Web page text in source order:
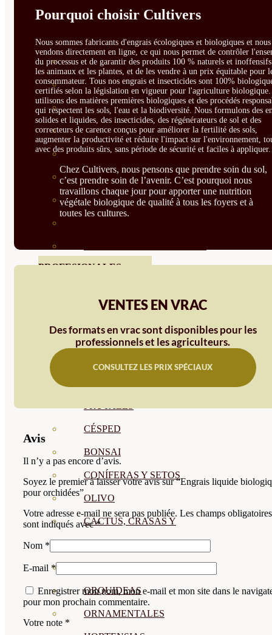
SEMILLAS FLORES
COMESTIBLES
SEMILLAS TRADICIONALES
SEMILLAS BRASICAS
SEMILLAS RAÍZ
SEMILLAS LEGUMINOSAS
MICROGREEN
CUBIERTAS VEGETALES
TIRAS DE SEMILLAS
PROFESIONALES
VER TODOS
TOMATES
CÉSPED
BONSAI
CONÍFERAS Y SETOS
OLIVO
CACTUS, CRASAS Y
ORQUIDEAS
ORNAMENTALES
Pourquoi choisir Cultivers
Nous sommes fabricants d'engrais écologiques et biologiques et nous
vendons directement en ligne, ce qui nous permet de contrôler
du processus et de garantir des produits 100 % naturels et
les animaux et les plantes, et de les vendre à un prix équitable pour
consommateur. Tous nos engrais et insecticides sont 100%
certifiés selon la législation en vigueur pour l'agriculture biologique.
utilisons des matières premières biologiques et des procédés
qui respectent les sols, l'eau et la biodiversité. Nous formulons des
solides et liquides, des insecticides, des régénérateurs de sol et des
correcteurs de carence conçus pour améliorer la fertilité des sols,
augmenter la productivité et réduire l'impact sur l'environnement,
avec des produits sûrs, sans période de sécurité et faciles à appliquer.
Chez Cultivers, nous pensons que prendre soin du sol,
c’est prendre soin de l’avenir. C’est pourquoi nous
travaillons chaque jour pour apporter une nutrition
végétale biologique de qualité à tous les foyers et à
toutes les cultures.
VENTES EN VRAC
Des formats en vrac sont disponibles pour les
professionnels et les agriculteurs.
CONSULTEZ LES PRIX SPÉCIAUX
Avis
Il n’y a pas encore d’avis.
Soyez le premier à laisser votre avis sur “Engrais liquide
pour orchidées”
Votre adresse e-mail ne sera pas publiée. Les champs obligatoires
sont indiqués avec*
Nom *
E-mail *
Enregistrer mon nom, mon e-mail et mon site dans le
pour mon prochain commentaire.
Votre note *